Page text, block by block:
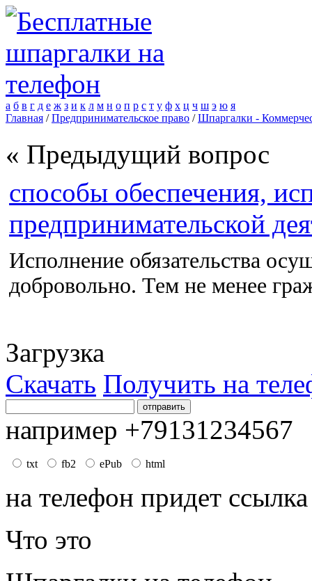
а б в г д е ж з и к л м н о п р с т у ф х ц ч ш э ю я
Главная /Предпринимательское право /Шпаргалки -
« Предыдущий вопрос
способы обеспечения,
предпринимательской
Исполнение обязательства
добровольно. Тем не менее
Загрузка
Скачать Получить на
например +79131234567
txt fb2 ePub html
на телефон придет
Что это